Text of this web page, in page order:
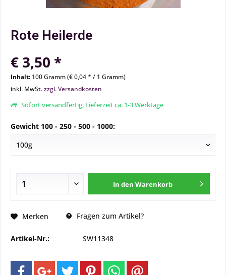
Rote Heilerde
€ 3,50 *
Inhalt: 100 Gramm (€ 0,04 * / 1 Gramm)
inkl. MwSt.zzgl. Versandkosten
Sofort versandfertig, Lieferzeit ca. 1-3 Werktage
Gewicht 100 - 250 - 500 - 1000:
In den Warenkorb
Merken Fragen zum Artikel?
Artikel-Nr.: SW11348